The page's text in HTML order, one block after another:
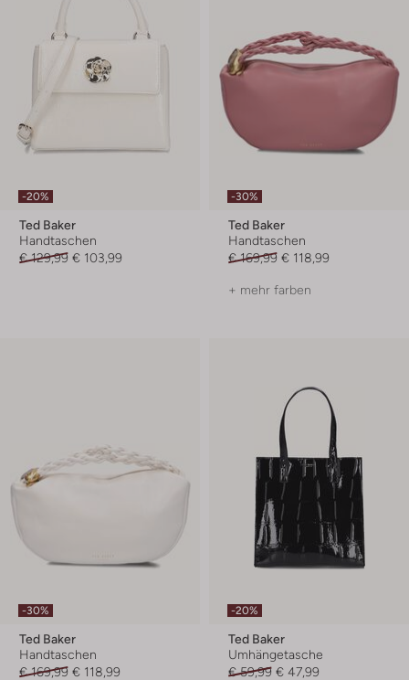
-20%
Ted Baker
Handtaschen
€ 129,99 € 103,99
-30%
Ted Baker
Handtaschen
€ 169,99 € 118,99
+ mehr farben
-30%
Ted Baker
Handtaschen
€ 169,99 € 118,99
-20%
Ted Baker
Umhängetasche
€ 59,99 € 47,99